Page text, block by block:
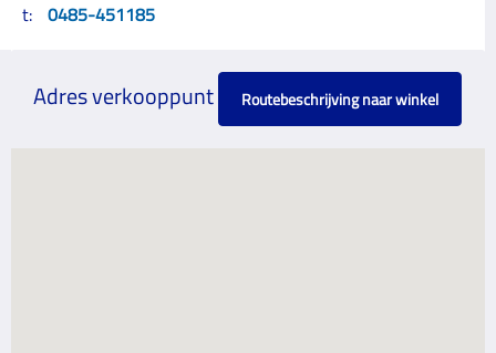
t: 0485-451185
Adres verkooppunt Routebeschrijving naar winkel